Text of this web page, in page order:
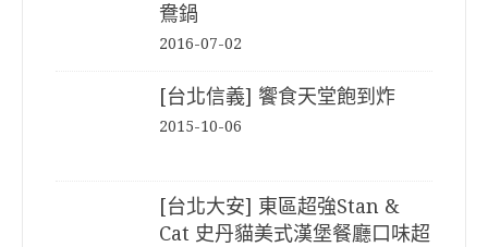
鴦鍋
2016-07-02
[台北信義] 饗食天堂飽到炸
2015-10-06
[台北大安] 東區超強Stan &
Cat 史丹貓美式漢堡餐廳口味超